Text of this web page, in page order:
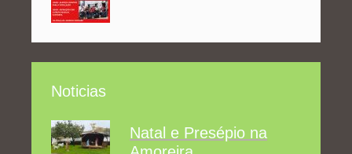
Noticias
Natal e Presépio na